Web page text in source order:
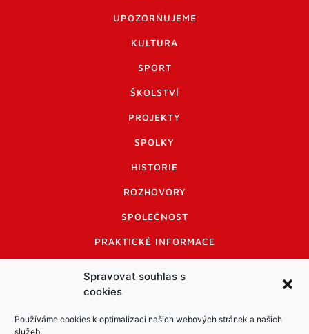
Spravovat souhlas s
cookies
Používáme cookies k optimalizaci našich webových stránek a našich
služeb.
UPOZORŇUJEME
KULTURA
SPORT
ŠKOLSTVÍ
PROJEKTY
SPOLKY
HISTORIE
ROZHOVORY
SPOLEČNOST
PRAKTICKÉ INFORMACE
INFORMACE A KODEX DISKUTUJÍCÍCH
LOGO A LOGO MANUÁL